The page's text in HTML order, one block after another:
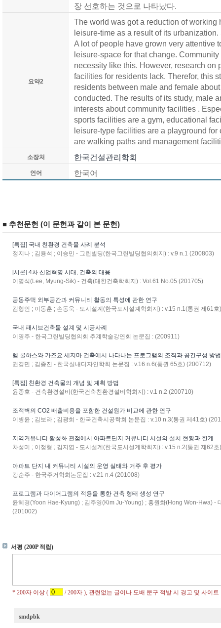
장 선호하는 것으로 나타났다.
요약2
The world was got a reduction of working
leisure-time as a result of its
A lot of people have grown very attentive
leisure-space for that change.
necessity like this. However, research on
facilities for residents lack. Therefor, this
residents between male and female
conducted. The results of its study, male
interests about community facilities .
sports facilities are a gym, educational
leisure-type facilities are a playground
are walking paths and management
소장처 한국건설관리학회
언어 한국어
■ 추천문헌 (이 문헌과 같이 본 문헌)
[특집] 국내 친환경 건축물 사례 분석
정지나 ; 김용석 ; 이승민 - 그린빌딩(한국그린빌딩협의회지) : v.9 n.1 (200803)
[시론] 4차 산업혁명 시대, 건축의 대응
이명식(Lee, Myung-Sik) - 건축(대한건축학회지) : Vol.61 No.05 (201705)
공동주택 외부공간과 커뮤니티 활동의 특성에 관한 연구
김형언 ; 이동훈 ; 손동욱 - 도시설계(한국도시설계학회지) : v.15 n.1(통권 제61
국내 패시브건축물 설계 및 시공사례
이명주 - 한국그린빌딩협의회 추계학술강연회 논문집 : (200911)
렘 쿨하스와 카즈요 세지마 건축에서 나타나는 프로그램의 조직과 공간구성 방
권경민 ; 김종진 - 한국실내디자인학회 논문집 : v.16 n.6(통권 65호) (200712)
[특집] 친환경 건축물의 개념 및 계획 방법
윤종호 - 건축환경설비(한국건축친환경설비학회지) : v.1 n.2 (200710)
조적벽의 CO2 배출비용을 포함한 건설원가 비교에 관한 연구
이병윤 ; 김보라 ; 김광희 - 한국건축시공학회 논문집 : v.10 n.3(통권 제41호)
지역커뮤니티 활성화 관점에서 아파트단지 커뮤니티 시설의 설치 현황과 한계
차성미 ; 이정형 ; 김지엽 - 도시설계(한국도시설계학회지) : v.15 n.2(통권 제62
아파트 단지 내 커뮤니티 시설의 운영 실태와 거주 후 평가
강순주 - 한국주거학회논문집 : v.21 n.4 (201008)
프로그램과 다이어그램의 적용을 통한 건축 형태 생성 연구
윤혜경(Yoon Hae-Kyung) ; 김주영(Kim Ju-Young) ; 홍원화(Hong Won-Hwa) -
(201002)